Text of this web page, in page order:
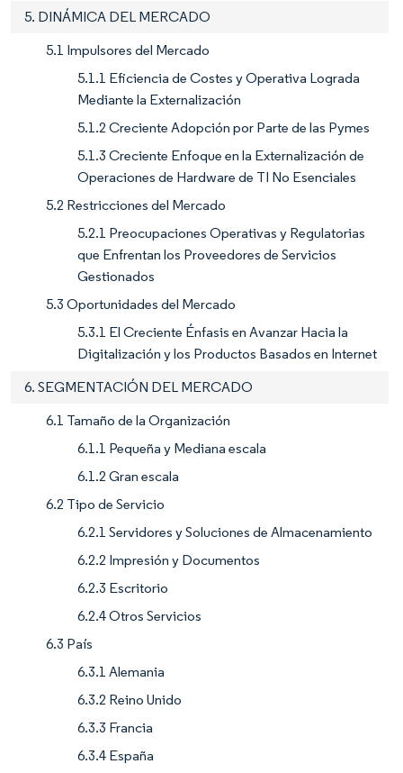
5. DINÁMICA DEL MERCADO
5.1 Impulsores del Mercado
5.1.1 Eficiencia de Costes y Operativa Lograda
Mediante la Externalización
5.1.2 Creciente Adopción por Parte de las Pymes
5.1.3 Creciente Enfoque en la Externalización de
Operaciones de Hardware de TI No Esenciales
5.2 Restricciones del Mercado
5.2.1 Preocupaciones Operativas y Regulatorias
que Enfrentan los Proveedores de Servicios
Gestionados
5.3 Oportunidades del Mercado
5.3.1 El Creciente Énfasis en Avanzar Hacia la
Digitalización y los Productos Basados en Internet
6. SEGMENTACIÓN DEL MERCADO
6.1 Tamaño de la Organización
6.1.1 Pequeña y Mediana escala
6.1.2 Gran escala
6.2 Tipo de Servicio
6.2.1 Servidores y Soluciones de Almacenamiento
6.2.2 Impresión y Documentos
6.2.3 Escritorio
6.2.4 Otros Servicios
6.3 País
6.3.1 Alemania
6.3.2 Reino Unido
6.3.3 Francia
6.3.4 España